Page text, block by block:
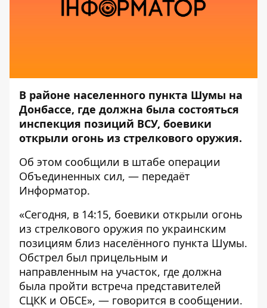
В районе населенного пункта Шумы на
Донбассе, где должна была состояться
инспекция позиций ВСУ, боевики
открыли огонь из стрелкового оружия.
Об этом сообщили в штабе операции
Объединенных сил, — передаёт
Информатор.
«Сегодня, в 14:15, боевики открыли огонь
из стрелкового оружия по украинским
позициям близ населённого пункта Шумы.
Обстрел был прицельным и
направленным на участок, где должна
была пройти встреча представителей
СЦКК и ОБСЕ», — говорится в сообщении.